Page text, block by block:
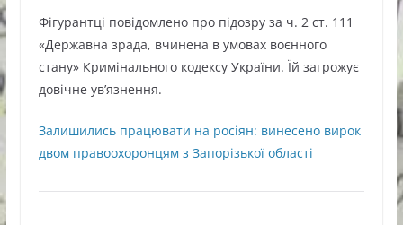
Фігурантці повідомлено про підозру за ч. 2 ст. 111
«Державна зрада, вчинена в умовах воєнного
стану» Кримінального кодексу України. Їй загрожує
довічне ув’язнення.
Залишились працювати на росіян: винесено вирок
двом правоохоронцям з Запорізької області